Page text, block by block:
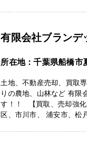
有限会社ブランデ
所在地：千葉県船橋市
土地、不動産売却、買取
りの農地、山林など 有限
す！！ 【買取、売却強
区、市川市、 浦安市、松